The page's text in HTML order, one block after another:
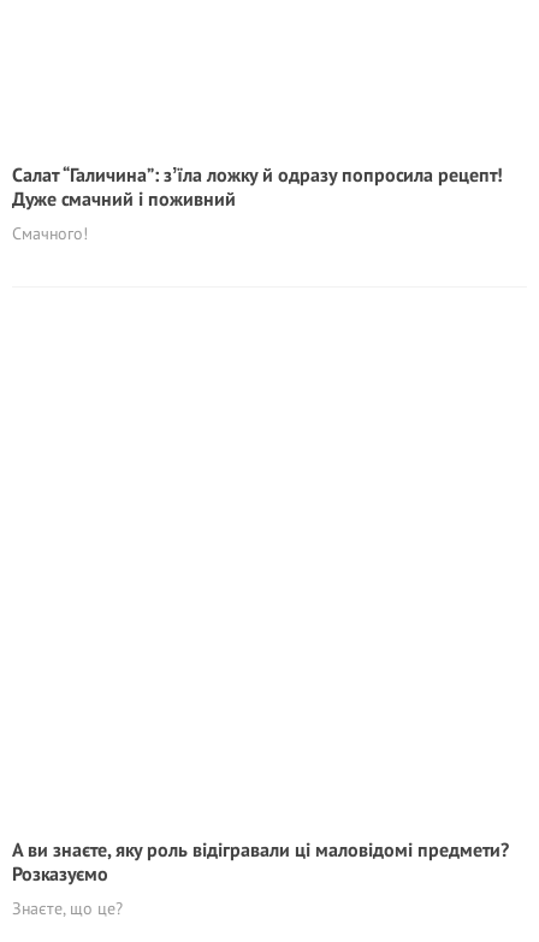
Салат “Галичина”: зʼїла ложку й одразу попросила рецепт!
Дуже смачний і поживний
Смачного!
А ви знаєте, яку роль відігравали ці маловідомі предмети?
Розказуємо
Знаєте, що це?